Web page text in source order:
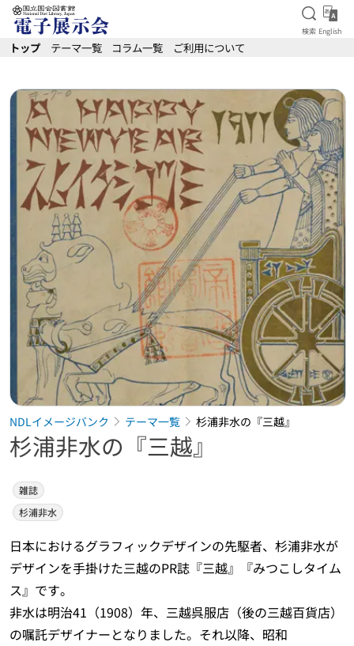
本文へ移動
検索を
検索 English
トップ テーマ一覧 コラム一覧 ご利用について
NDLイメージバンク テーマ一覧 杉浦非水の『三越』
杉浦非水の『三越』
雑誌
杉浦非水
日本におけるグラフィックデザインの先駆者、杉浦非水が
デザインを手掛けた三越のPR誌『三越』『みつこしタイム
ス』です。
非水は明治41（1908）年、三越呉服店（後の三越百貨店）
の嘱託デザイナーとなりました。それ以降、昭和